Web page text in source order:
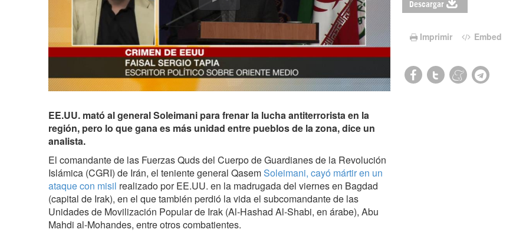
Descargar
Imprimir Embed
EE.UU. mató al general Soleimani para frenar la lucha antiterrorista en la
región, pero lo que gana es más unidad entre pueblos de la zona, dice un
analista.
El comandante de las Fuerzas Quds del Cuerpo de Guardianes de la Revolución
Islámica (CGRI) de Irán, el teniente general QasemSoleimani, cayó mártir en un
ataque con misil realizado por EE.UU. en la madrugada del viernes en Bagdad
(capital de Irak), en el que también perdió la vida el subcomandante de las
Unidades de Movilización Popular de Irak (Al-Hashad Al-Shabi, en árabe), Abu
Mahdi al-Mohandes, entre otros combatientes.